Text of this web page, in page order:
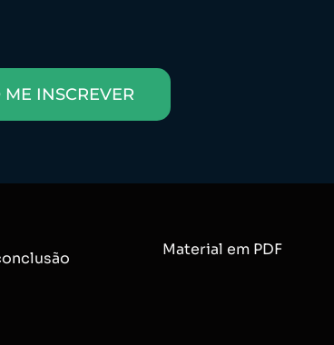
ME INSCREVER
Material em PDF